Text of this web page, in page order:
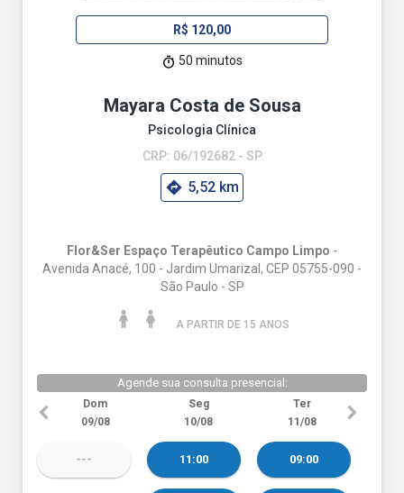
R$ 120,00
50 minutos
Mayara Costa de Sousa
Psicologia Clínica
CRP: 06/192682 - SP
5,52 km
Flor&Ser Espaço Terapêutico Campo Limpo -
Avenida Anacé, 100 - Jardim Umarizal, CEP 05755-090 -
São Paulo - SP
A PARTIR DE 15 ANOS
Agende sua consulta presencial:
Dom
09/08
Seg
10/08
Ter
11/08
--- 11:00 09:00